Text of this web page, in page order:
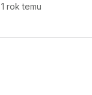
1 rok temu